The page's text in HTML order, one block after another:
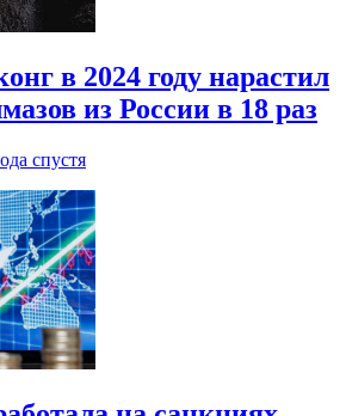
в 2024 году нарастил
из России в 18 раз
спустя